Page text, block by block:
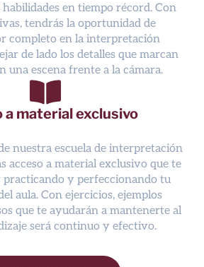
en tiempo récord. Con
tendrás la oportunidad de
completo en la interpretación
de lado los detalles que marcan
una escena frente a la cámara.
a material exclusivo
nuestra escuela de interpretación
acceso a material exclusivo que te
practicando y perfeccionando tu
aula. Con ejercicios, ejemplos
que te ayudarán a mantenerte al
será continuo y efectivo.